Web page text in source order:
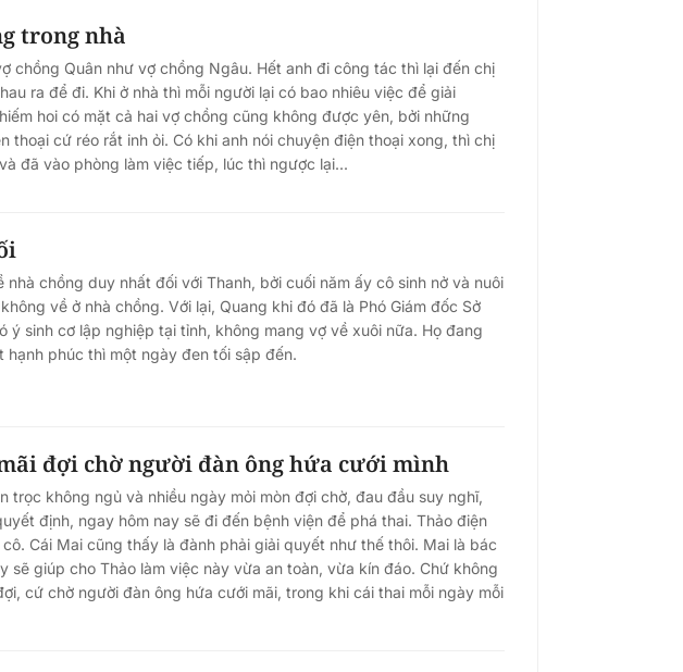
trong nhà
chồng Quân như vợ chồng Ngâu. Hết anh đi công tác thì lại đến chị
ra để đi. Khi ở nhà thì mỗi người lại có bao nhiêu việc để giải
hoi có mặt cả hai vợ chồng cũng không được yên, bởi những
thoại cứ réo rắt inh ỏi. Có khi anh nói chuyện điện thoại xong, thì chị
đã vào phòng làm việc tiếp, lúc thì ngược lại...
nhà chồng duy nhất đối với Thanh, bởi cuối năm ấy cô sinh nở và nuôi
về ở nhà chồng. Với lại, Quang khi đó đã là Phó Giám đốc Sở
ý sinh cơ lập nghiệp tại tỉnh, không mang vợ về xuôi nữa. Họ đang
hạnh phúc thì một ngày đen tối sập đến.
đợi chờ người đàn ông hứa cưới mình
trọc không ngủ và nhiều ngày mỏi mòn đợi chờ, đau đầu suy nghĩ,
định, ngay hôm nay sẽ đi đến bệnh viện để phá thai. Thảo điện
Cái Mai cũng thấy là đành phải giải quyết như thế thôi. Mai là bác
sẽ giúp cho Thảo làm việc này vừa an toàn, vừa kín đáo. Chứ không
cứ chờ người đàn ông hứa cưới mãi, trong khi cái thai mỗi ngày mỗi